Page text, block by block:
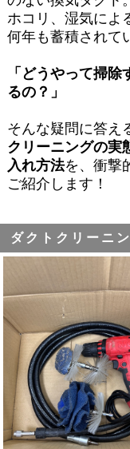
ホコリ、湿気によ
何年も蓄積されて
「どうやって掃
るの？」
そんな疑問に答え
クリーニングの実
入れ方法を、衝撃
ご紹介します！
ダクトクリーニ